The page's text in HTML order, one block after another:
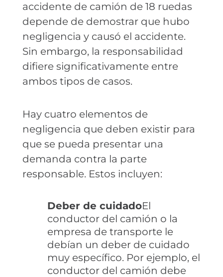
accidente de camión de 18 ruedas
depende de demostrar que hubo
negligencia y causó el accidente.
Sin embargo, la responsabilidad
difiere significativamente entre
ambos tipos de casos.
Hay cuatro elementos de
negligencia que deben existir para
que se pueda presentar una
demanda contra la parte
responsable. Estos incluyen:
Deber de cuidadoEl
conductor del camión o la
empresa de transporte le
debían un deber de cuidado
muy específico. Por ejemplo, el
conductor del camión debe